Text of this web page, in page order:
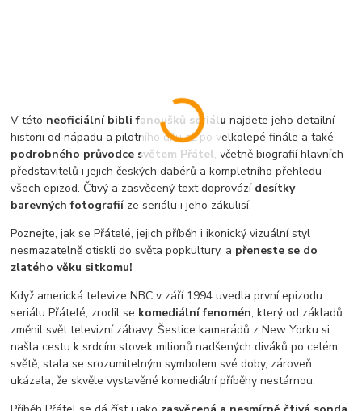
V této neoficiální bibli fanoušků seriálunajdete jeho detailní
historii od nápadu a pilotního dílu až po velkolepé finále a také
podrobného průvodce světem Přátel, včetně biografií hlavních
představitelů i jejich českých dabérů a kompletního přehledu
všech epizod. Čtivý a zasvěcený text doprovází desítky
barevných fotografií ze seriálu i jeho zákulisí.
Poznejte, jak se Přátelé, jejich příběh i ikonický vizuální styl
nesmazatelně otiskli do světa popkultury, a přeneste se do
zlatého věku sitkomu!
Když americká televize NBC v září 1994 uvedla první epizodu
seriálu Přátelé, zrodil se komediální fenomén, který od základů
změnil svět televizní zábavy. Šestice kamarádů z New Yorku si
našla cestu k srdcím stovek milionů nadšených diváků po celém
světě, stala se srozumitelným symbolem své doby, zároveň
ukázala, že skvěle vystavěné komediální příběhy nestárnou.